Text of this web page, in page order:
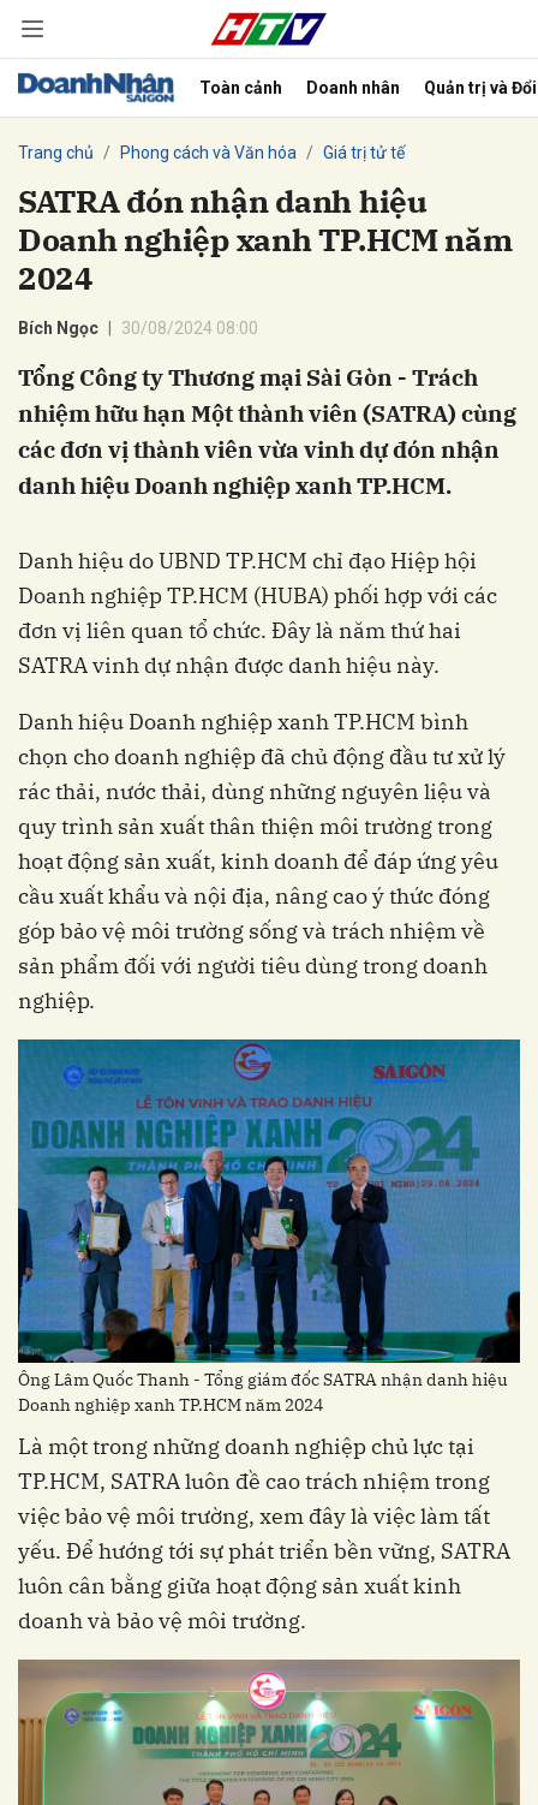
Toàn cảnh Doanh nhân Quản trị và
Trang chủ Phong cách và Văn hóa Giá trị tử tế
SATRA đón nhận danh hiệu
Doanh nghiệp xanh TP.HCM năm
2024
Bích Ngọc 30/08/2024 08:00
Tổng Công ty Thương mại Sài Gòn - Trách
nhiệm hữu hạn Một thành viên (SATRA) cùng
các đơn vị thành viên vừa vinh dự đón nhận
danh hiệu Doanh nghiệp xanh TP.HCM.
Danh hiệu do UBND TP.HCM chỉ đạo Hiệp hội
Doanh nghiệp TP.HCM (HUBA) phối hợp với các
đơn vị liên quan tổ chức. Đây là năm thứ hai
SATRA vinh dự nhận được danh hiệu này.
Danh hiệu Doanh nghiệp xanh TP.HCM bình
chọn cho doanh nghiệp đã chủ động đầu tư xử lý
rác thải, nước thải, dùng những nguyên liệu và
quy trình sản xuất thân thiện môi trường trong
hoạt động sản xuất, kinh doanh để đáp ứng yêu
cầu xuất khẩu và nội địa, nâng cao ý thức đóng
góp bảo vệ môi trường sống và trách nhiệm về
sản phẩm đối với người tiêu dùng trong doanh
nghiệp.
Ông Lâm Quốc Thanh - Tổng giám đốc SATRA nhận danh hiệu
Doanh nghiệp xanh TP.HCM năm 2024
Là một trong những doanh nghiệp chủ lực tại
TP.HCM, SATRA luôn đề cao trách nhiệm trong
việc bảo vệ môi trường, xem đây là việc làm tất
yếu. Để hướng tới sự phát triển bền vững, SATRA
luôn cân bằng giữa hoạt động sản xuất kinh
doanh và bảo vệ môi trường.